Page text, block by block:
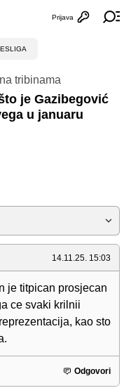
Otvori
Prijava
tribinama
je Gazibegović
u januaru
14.11.25. 15:03
je titpican prosjecan
ce svaki krilnii
kao sto
Odgovori